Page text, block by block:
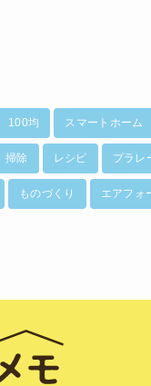
100均 スマートホーム
掃除 レシピ プラレ
ものづくり エアフォ